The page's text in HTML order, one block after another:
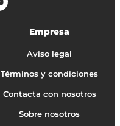
Empresa
Aviso legal
Términos y condiciones
Contacta con nosotros
Sobre nosotros